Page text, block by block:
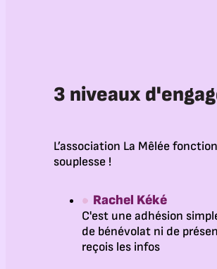
3 niveaux
L’association La Mêlée
souplesse !
Rachel Kéké
C'est une adhésion
de bénévolat ni de
reçois les infos